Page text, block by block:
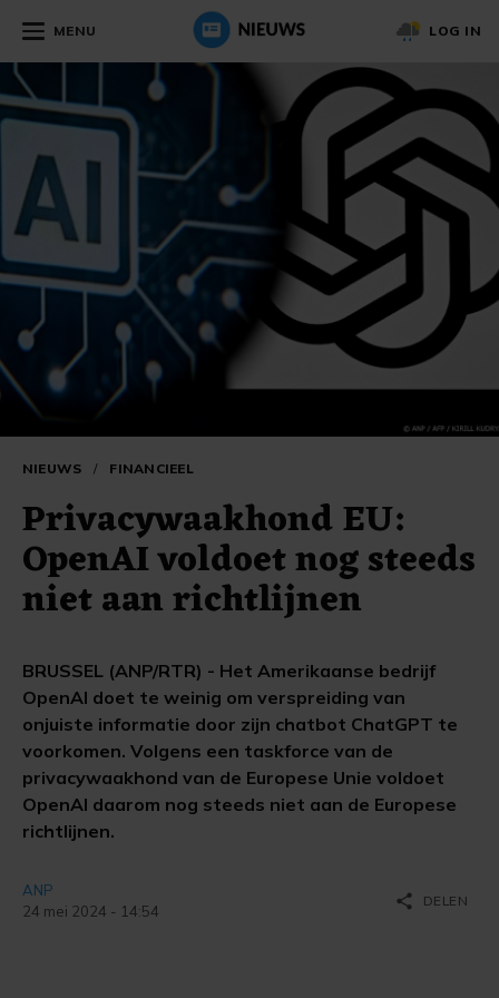
MENU LOG IN
NIEUWS / FINANCIEEL
Privacywaakhond EU:
OpenAI voldoet nog steeds
niet aan richtlijnen
BRUSSEL (ANP/RTR) - Het Amerikaanse bedrijf
OpenAI doet te weinig om verspreiding van
onjuiste informatie door zijn chatbot ChatGPT te
voorkomen. Volgens een taskforce van de
privacywaakhond van de Europese Unie voldoet
OpenAI daarom nog steeds niet aan de Europese
richtlijnen.
ANP
24 mei 2024 - 14:54
share DELEN